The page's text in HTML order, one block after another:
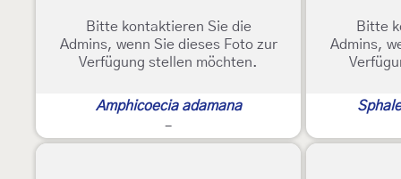
Bitte kontaktieren Sie die
Admins, wenn Sie dieses Foto zur
Verfügung stellen möchten.
Amphicoecia adamana
-
Bitte
Admins,